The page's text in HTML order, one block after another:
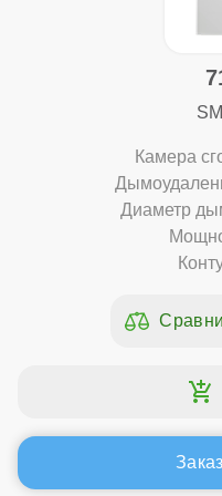
Камера
Диаметр